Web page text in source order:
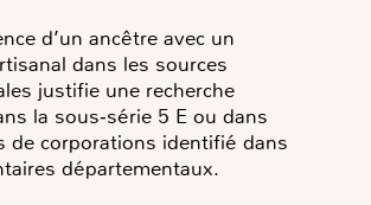
d’un ancêtre avec un
dans les sources
justifie une recherche
la sous‑série 5 E ou dans
de corporations identifié dans
départementaux.